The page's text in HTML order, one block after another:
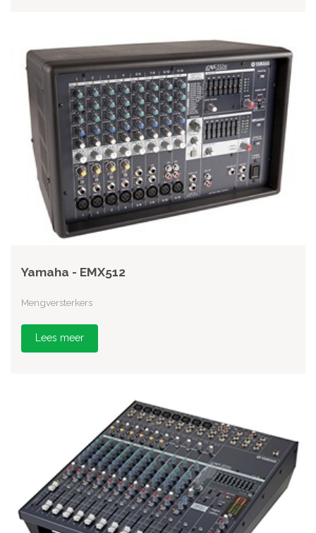
Yamaha - EMX512
Mengversterkers
Lees meer